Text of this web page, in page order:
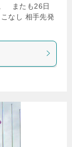
またも26日
なし 相手先発